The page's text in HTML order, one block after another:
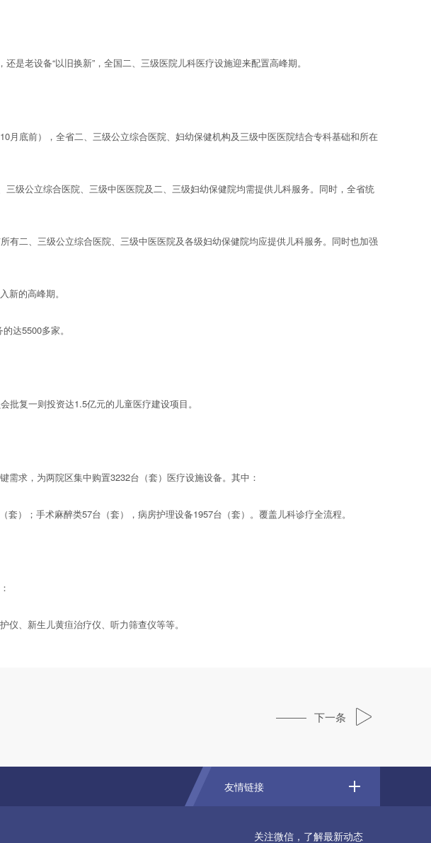
老设备“以旧换新”，全国二、三级医院儿科医疗设施迎来配置高峰期。
底前），全省二、三级公立综合医院、妇幼保健机构及三级中医医院结合专科基础和所在
级公立综合医院、三级中医医院及二、三级妇幼保健院均需提供儿科服务。同时，全省统
二、三级公立综合医院、三级中医医院及各级妇幼保健院均应提供儿科服务。同时也加强
的高峰期。
达5500多家。
复一则投资达1.5亿元的儿童医疗建设项目。
求，为两院区集中购置3232台（套）医疗设施设备。其中：
；手术麻醉类57台（套），病房护理设备1957台（套）。覆盖儿科诊疗全流程。
、新生儿黄疸治疗仪、听力筛查仪等等。
下一条
友情链接
关注微信，了解最新动态